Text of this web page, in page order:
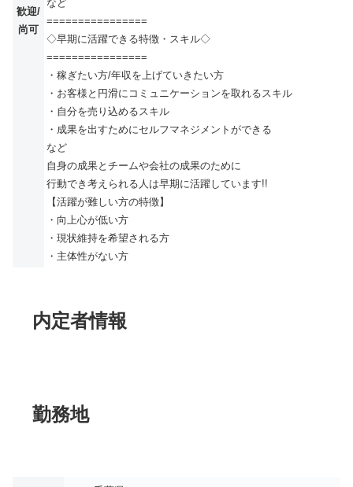
歓迎/
尚可
など
================
◇早期に活躍できる特徴・スキル◇
================
・稼ぎたい方/年収を上げていきたい方
・お客様と円滑にコミュニケーションを取れるスキル
・自分を売り込めるスキル
・成果を出すためにセルフマネジメントができる
など
自身の成果とチームや会社の成果のために
行動でき考えられる人は早期に活躍しています!!
【活躍が難しい方の特徴】
・向上心が低い方
・現状維持を希望される方
・主体性がない方
内定者情報
勤務地